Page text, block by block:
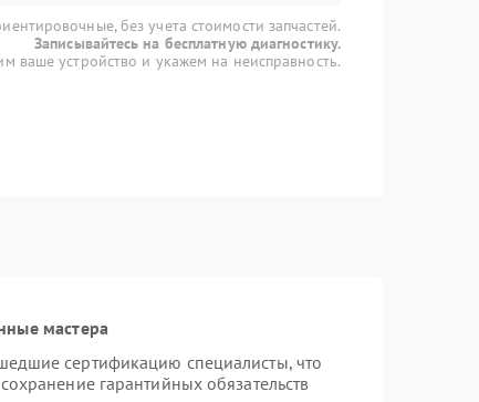
без учета стоимости запчастей.
Записывайтесь на бесплатную диагностику.
ваше устройство и укажем на неисправность.
мастера
сертификацию специалисты, что
гарантийных обязательств